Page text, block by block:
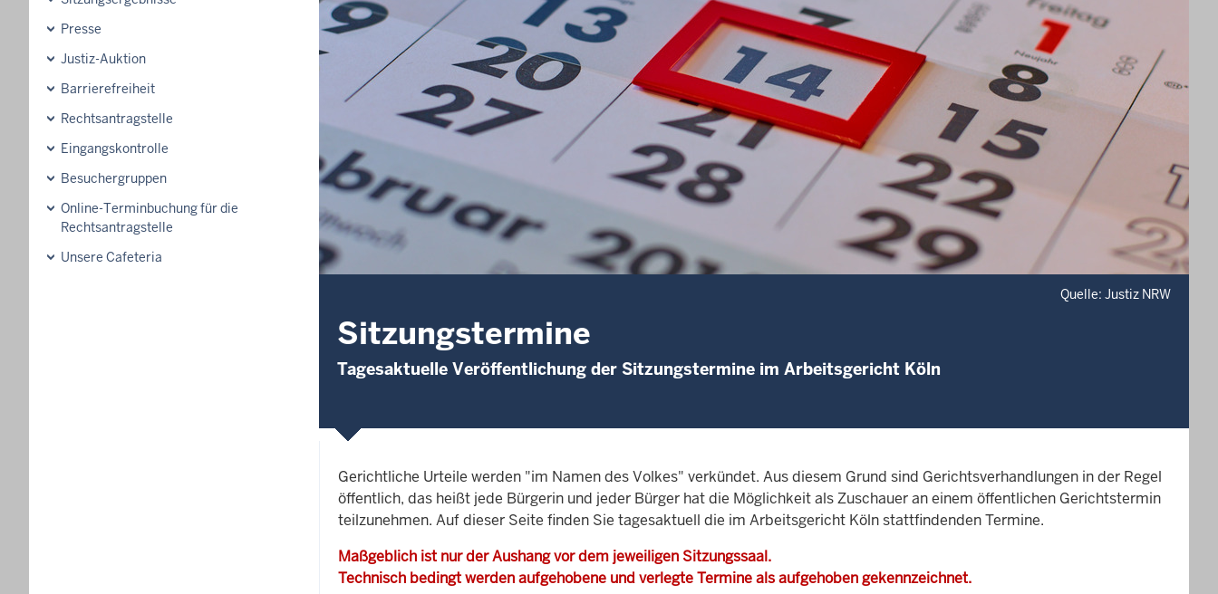
Presse
Justiz-Auktion
Barrierefreiheit
Rechtsantragstelle
Eingangskontrolle
Besuchergruppen
Online-Terminbuchung für die
Rechtsantragstelle
Unsere Cafeteria
Quelle: Justiz NRW
Sitzungstermine
Tagesaktuelle Veröffentlichung der Sitzungstermine im Arbeitsgericht Köln
Gerichtliche Urteile werden "im Namen des Volkes" verkündet. Aus diesem Grund sind Gerichtsverhandlungen in der Regel
öffentlich, das heißt jede Bürgerin und jeder Bürger hat die Möglichkeit als Zuschauer an einem öffentlichen Gerichtstermin
teilzunehmen. Auf dieser Seite finden Sie tagesaktuell die im Arbeitsgericht Köln stattfindenden Termine.
Maßgeblich ist nur der Aushang vor dem jeweiligen Sitzungssaal.
Technisch bedingt werden aufgehobene und verlegte Termine als aufgehoben gekennzeichnet.